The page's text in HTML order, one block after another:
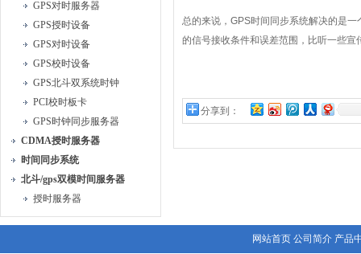
GPS对时服务器
GPS授时设备
GPS对时设备
GPS校时设备
GPS北斗双系统时钟
PCI校时板卡
GPS时钟同步服务器
CDMA授时服务器
时间同步系统
北斗/gps双模时间服务器
授时服务器
总的来说，GPS时间同步系统解决的是
的信号接收条件和误差范围，比听一些宣
分享到：
网站首页 公司简介 产品